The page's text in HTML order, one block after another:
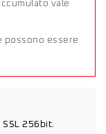
vale
possono essere
256bit.